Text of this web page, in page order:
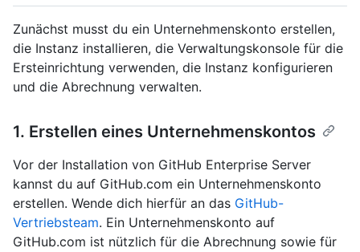
Zunächst musst du ein Unternehmenskonto erstellen,
die Instanz installieren, die Verwaltungskonsole für die
Ersteinrichtung verwenden, die Instanz konfigurieren
und die Abrechnung verwalten.
1. Erstellen eines Unternehmenskontos
Vor der Installation von GitHub Enterprise Server
kannst du auf GitHub.com ein Unternehmenskonto
erstellen. Wende dich hierfür an das GitHub-
Vertriebsteam. Ein Unternehmenskonto auf
GitHub.com ist nützlich für die Abrechnung sowie für